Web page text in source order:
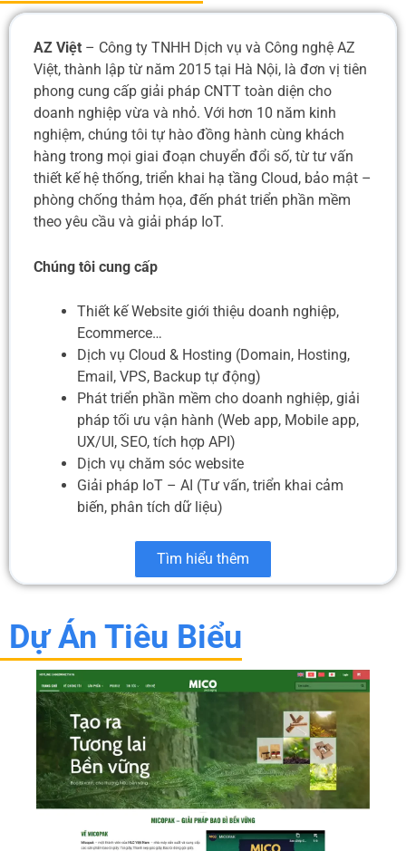
AZ Việt – Công ty TNHH Dịch vụ và Công nghệ AZ
Việt, thành lập từ năm 2015 tại Hà Nội, là đơn vị tiên
phong cung cấp giải pháp CNTT toàn diện cho
doanh nghiệp vừa và nhỏ. Với hơn 10 năm kinh
nghiệm, chúng tôi tự hào đồng hành cùng khách
hàng trong mọi giai đoạn chuyển đổi số, từ tư vấn
thiết kế hệ thống, triển khai hạ tầng Cloud, bảo mật –
phòng chống thảm họa, đến phát triển phần mềm
theo yêu cầu và giải pháp IoT.
Chúng tôi cung cấp
Thiết kế Website giới thiệu doanh nghiệp,
Ecommerce…
Dịch vụ Cloud & Hosting (Domain, Hosting,
Email, VPS, Backup tự động)
Phát triển phần mềm cho doanh nghiệp, giải
pháp tối ưu vận hành (Web app, Mobile app,
UX/UI, SEO, tích hợp API)
Dịch vụ chăm sóc website
Giải pháp IoT – AI (Tư vấn, triển khai cảm
biến, phân tích dữ liệu)
Tìm hiểu thêm
Dự Án Tiêu Biểu